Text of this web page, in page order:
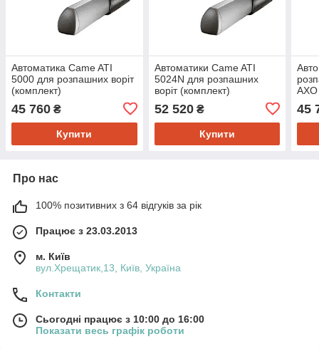
Автоматика Came ATI
5000 для розпашних воріт
(комплект)
45 760 ₴
Купити
Автоматики Came ATI
5024N для розпашних
воріт (комплект)
52 520₴
Купити
45
Про нас
100% позитивних з 64 відгуків за рік
Працює з 23.03.2013
м. Київ
вул.Хрещатик,13, Київ, Україна
Контакти
Сьогодні працює з 10:00 до 16:00
Показати весь графік роботи